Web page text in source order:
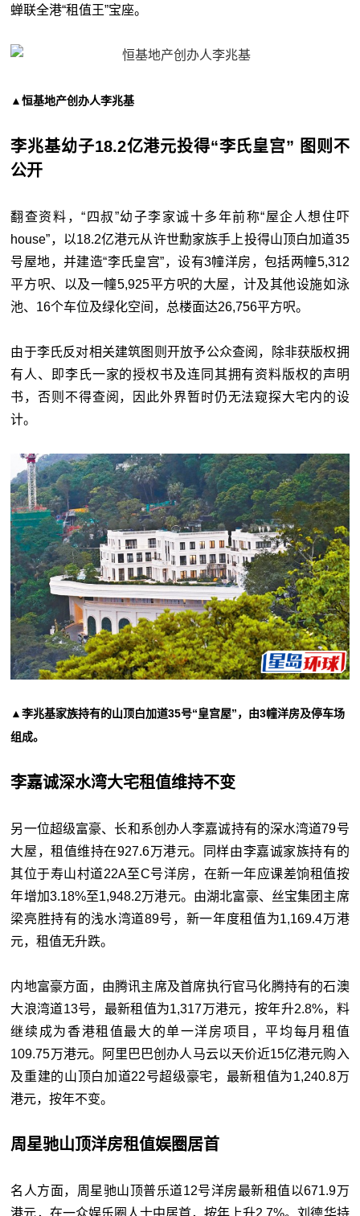
蝉联全港“租值王”宝座。
▲恒基地产创办人李兆基
李兆基幼子18.2亿港元投得“李氏皇宫” 图则不
公开
翻查资料，“四叔”幼子李家诚十多年前称“屋企人想住吓
house”，以18.2亿港元从许世勳家族手上投得山顶白加道35
号屋地，并建造“李氏皇宫”，设有3幢洋房，包括两幢5,312
平方呎、以及一幢5,925平方呎的大屋，计及其他设施如泳
池、16个车位及绿化空间，总楼面达26,756平方呎。
由于李氏反对相关建筑图则开放予公众查阅，除非获版权拥
有人、即李氏一家的授权书及连同其拥有资料版权的声明
书，否则不得查阅，因此外界暂时仍无法窥探大宅内的设
计。
▲李兆基家族持有的山顶白加道35号“皇宫屋”，由3幢洋房及停车场
组成。
李嘉诚深水湾大宅租值维持不变
另一位超级富豪、长和系创办人李嘉诚持有的深水湾道79号
大屋，租值维持在927.6万港元。同样由李嘉诚家族持有的
其位于寿山村道22A至C号洋房，在新一年应课差饷租值按
年增加3.18%至1,948.2万港元。由湖北富豪、丝宝集团主席
梁亮胜持有的浅水湾道89号，新一年度租值为1,169.4万港
元，租值无升跌。
内地富豪方面，由腾讯主席及首席执行官马化腾持有的石澳
大浪湾道13号，最新租值为1,317万港元，按年升2.8%，料
继续成为香港租值最大的单一洋房项目，平均每月租值
109.75万港元。阿里巴巴创办人马云以天价近15亿港元购入
及重建的山顶白加道22号超级豪宅，最新租值为1,240.8万
港元，按年不变。
周星驰山顶洋房租值娱圈居首
名人方面，周星驰山顶普乐道12号洋房最新租值以671.9万